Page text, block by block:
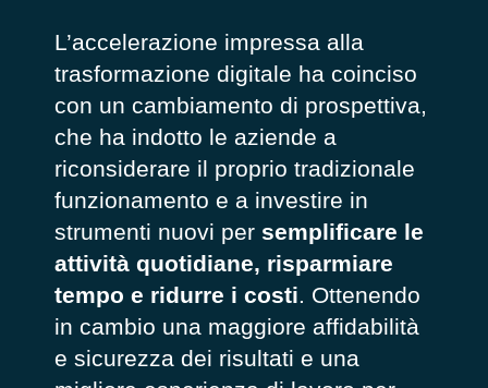
L’accelerazione impressa alla
trasformazione digitale ha coinciso
con un cambiamento di prospettiva,
che ha indotto le aziende a
riconsiderare il proprio tradizionale
funzionamento e a investire in
strumenti nuovi per semplificare le
attività quotidiane, risparmiare
tempo e ridurre i costi. Ottenendo
in cambio una maggiore affidabilità
e sicurezza dei risultati e una